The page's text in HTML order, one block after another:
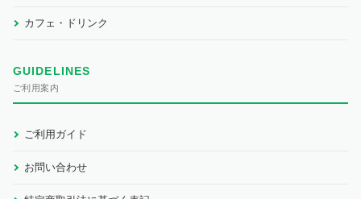
カフェ・ドリンク
GUIDELINES
ご利用案内
ご利用ガイド
お問い合わせ